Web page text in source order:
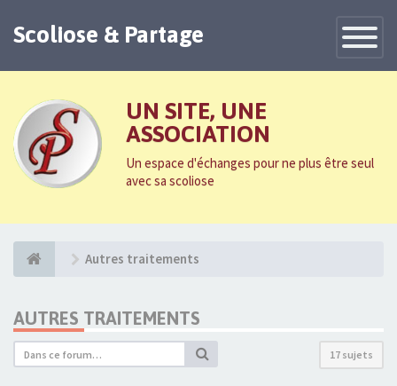
Toggle
Scoliose & Partage
UN SITE, UNE
ASSOCIATION
Un espace d'échanges pour ne plus être seul
avec sa scoliose
Autres traitements
AUTRES TRAITEMENTS
17 sujets